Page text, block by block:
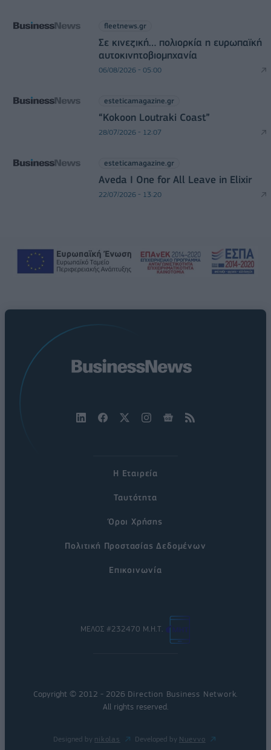
fleetnews.gr
Σε κινεζική… πολιορκία η ευρωπαϊκή
αυτοκινητοβιομηχανία
06/08/2026 - 05:00
esteticamagazine.gr
“Kokoon Loutraki Coast”
28/07/2026 - 12:07
esteticamagazine.gr
Aveda I One for All Leave in Elixir
22/07/2026 - 13:20
Η Εταιρεία
Ταυτότητα
Όροι Χρήσης
Πολιτική Προστασίας Δεδομένων
Επικοινωνία
ΜΕΛΟΣ #232470 Μ.Η.Τ.
Copyright © 2012 - 2026 Direction Business Network
All rights reserved.
Designed by nikolas Developed by Nuevvo